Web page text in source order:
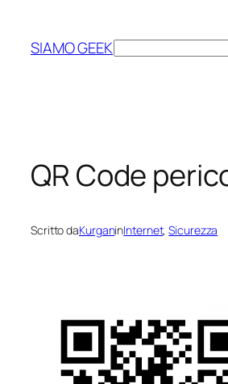
contenuto
SIAMO GEEKCerca
QR Code
Scritto daKurganinInternet, Sicurezza